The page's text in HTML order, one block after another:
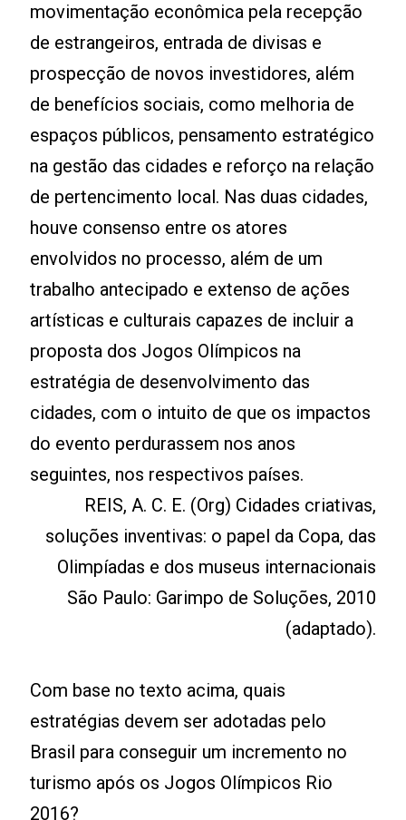
movimentação econômica pela recepção
de estrangeiros, entrada de divisas e
prospecção de novos investidores, além
de benefícios sociais, como melhoria de
espaços públicos, pensamento estratégico
na gestão das cidades e reforço na relação
de pertencimento local. Nas duas cidades,
houve consenso entre os atores
envolvidos no processo, além de um
trabalho antecipado e extenso de ações
artísticas e culturais capazes de incluir a
proposta dos Jogos Olímpicos na
estratégia de desenvolvimento das
cidades, com o intuito de que os impactos
do evento perdurassem nos anos
seguintes, nos respectivos países.
REIS, A. C. E. (Org) Cidades criativas,
soluções inventivas: o papel da Copa, das
Olimpíadas e dos museus internacionais
São Paulo: Garimpo de Soluções, 2010
(adaptado).
Com base no texto acima, quais
estratégias devem ser adotadas pelo
Brasil para conseguir um incremento no
turismo após os Jogos Olímpicos Rio
2016?